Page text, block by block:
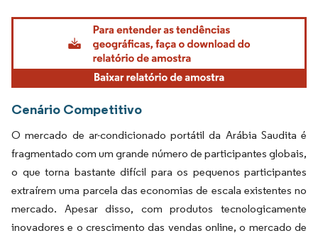
Imagem © Mordor Intelligence. O reuso requer atribuição conforme CC BY 4.0.
Cenário Competitivo
O mercado de ar-condicionado portátil da Arábia Saudita é
fragmentado com um grande número de participantes globais,
o que torna bastante difícil para os pequenos participantes
extraírem uma parcela das economias de escala existentes no
mercado. Apesar disso, com produtos tecnologicamente
inovadores e o crescimento das vendas online, o mercado de